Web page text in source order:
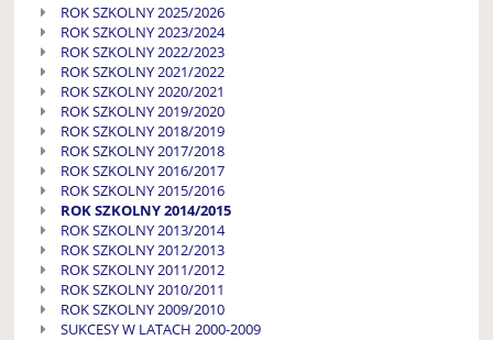
ROK SZKOLNY 2025/2026
ROK SZKOLNY 2023/2024
ROK SZKOLNY 2022/2023
ROK SZKOLNY 2021/2022
ROK SZKOLNY 2020/2021
ROK SZKOLNY 2019/2020
ROK SZKOLNY 2018/2019
ROK SZKOLNY 2017/2018
ROK SZKOLNY 2016/2017
ROK SZKOLNY 2015/2016
ROK SZKOLNY 2014/2015
ROK SZKOLNY 2013/2014
ROK SZKOLNY 2012/2013
ROK SZKOLNY 2011/2012
ROK SZKOLNY 2010/2011
ROK SZKOLNY 2009/2010
SUKCESY W LATACH 2000-2009